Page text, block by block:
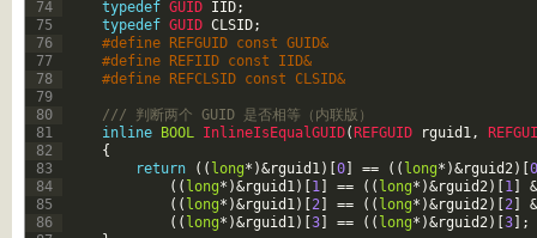
74
75
76
77
78
79
80
81
82
83
84
85
86
typedef GUID IID;
typedef GUID CLSID;
#define REFGUID const GUID&
#define REFIID const IID&
#define REFCLSID const CLSID&
/// 判断两个 GUID 是否相等（内联版）
inline
BOOL InlineIsEqualGUID( REFGUID rguid1,
{
return
( ( long* )&rguid1) 0 == ( ( long* )&rguid2)
0
( ( long* )&rguid1) 1 == ( ( long* )&rguid2) 1
( ( long* )&rguid1) 2 == ( ( long* )&rguid2) 2
( ( long* )&rguid1) 3 == ( ( long* )&rguid2) 3
;